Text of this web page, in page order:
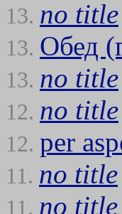
13. no title
13. Обед
13. no title
12. no title
12. per
11. no title
11. no title